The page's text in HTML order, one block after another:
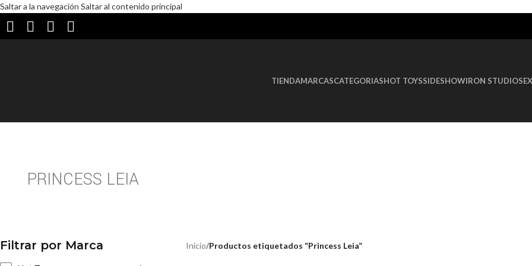
Saltar a la navegación Saltar al contenido principal
TIENDAMARCASCATEGORIASHOT TOYSSIDESHOWIRON STUDIOS
PRINCESS LEIA
Filtrar por Marca Inicio/Productos etiquetados “Princess Leia”